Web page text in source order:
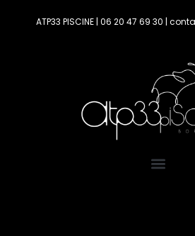
ATP33 PISCINE | 06 20 47 69 30 |